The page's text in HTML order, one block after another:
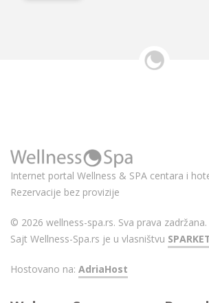
Internet portal Wellness & SPA centara i
Rezervacije bez provizije
© 2026 wellness-spa.rs. Sva prava zadržana.
Sajt Wellness-Spa.rs je u vlasništvu
Hostovano na: AdriaHost